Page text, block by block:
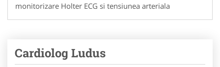
monitorizare Holter ECG si tensiunea arteriala
Cardiolog Ludus